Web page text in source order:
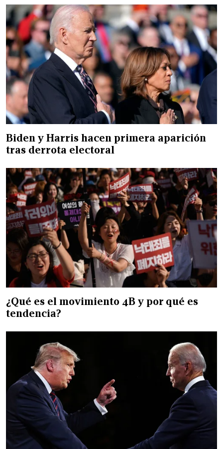
Biden y Harris hacen primera aparición
tras derrota electoral
¿Qué es el movimiento 4B y por qué es
tendencia?